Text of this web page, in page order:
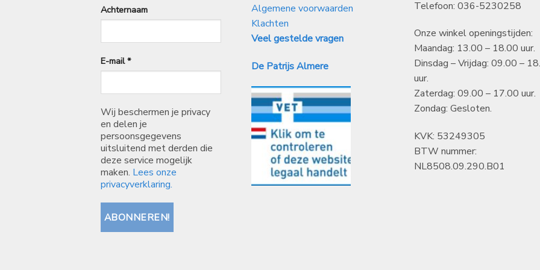
Achternaam
E-mail*
Wij beschermen je privacy
en delen je
persoonsgegevens
uitsluitend met derden die
deze service mogelijk
maken. Lees onze
privacyverklaring.
Algemene voorwaarden
Klachten
Veel gestelde vragen
De Patrijs Almere
Telefoon: 036-5230258
Onze winkel openingstijden:
Maandag: 13.00 – 18.00 uur.
Dinsdag – Vrijdag: 09.00 –
uur.
Zaterdag: 09.00 – 17.00 uur.
Zondag: Gesloten.
KVK: 53249305
BTW nummer:
NL8508.09.290.B01